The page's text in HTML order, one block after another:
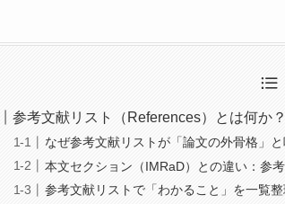
参考文献リスト（References）とは何か
なぜ参考文献リストが「論文の外骨格」
本文セクション（IMRaD）との違い：参
参考文献リストで「わかること」を一覧